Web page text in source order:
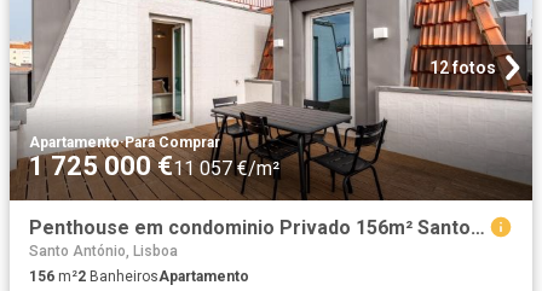
12 fotos
Apartamento·Para Comprar
1 725 000 €11 057 €/m²
Penthouse em condominio Privado 156m² Santo António
Santo António, Lisboa
156 m²2 BanheirosApartamento